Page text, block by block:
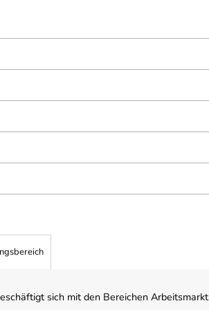
sich mit den Bereichen